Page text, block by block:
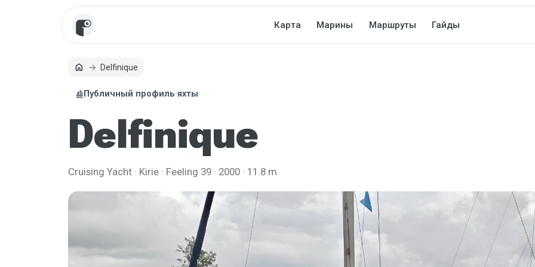
Карта Марины Маршруты Гайды
homeГлавнаяDelfinique
sailingПубличный профиль яхты
Delfinique
Cruising Yacht · Kirie · Feeling 39 · 2000 · 11.8 m